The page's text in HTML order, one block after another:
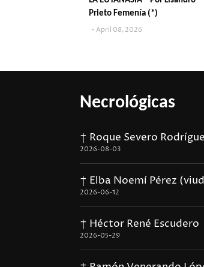
Prieto Femenía (*)
April 08, 2026
Necrológicas
† Roque Severo
2026-08-03
† Elba Noemí Pérez
2026-06-12
† Héctor René Escudero
2026-05-29